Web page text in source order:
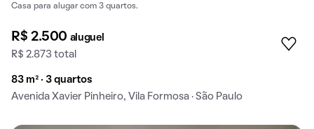
Casa para alugar com 3 quartos.
R$ 2.500 aluguel
R$ 2.873 total
83 m² · 3 quartos
Avenida Xavier Pinheiro, Vila Formosa · São Paulo